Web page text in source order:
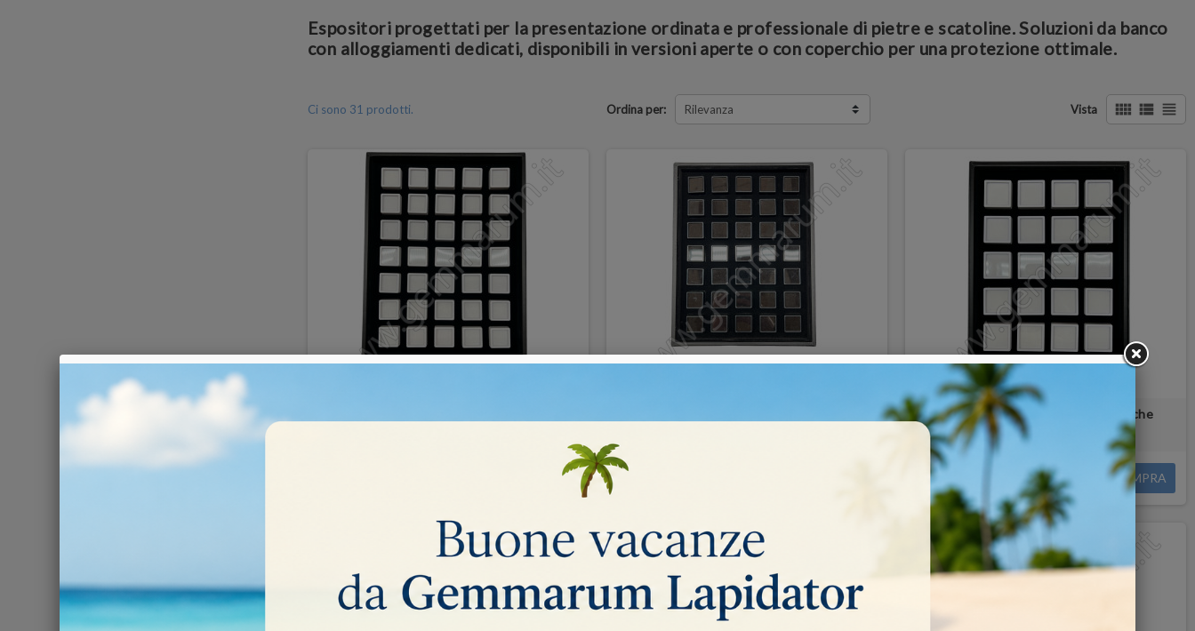
Espositori progettati per la presentazione ordinata e professionale di pietre e scatoline. Soluzioni da banco
con alloggiamenti dedicati, disponibili in versioni aperte o con coperchio per una protezione ottimale.
Ordina per: Rilevanza Vista view_comfy view_list view_headline
Ci sono 31 prodotti.
COMPRA
Vassoio con 20 scatoline 4x4 bianche
30,00 € COMPRA